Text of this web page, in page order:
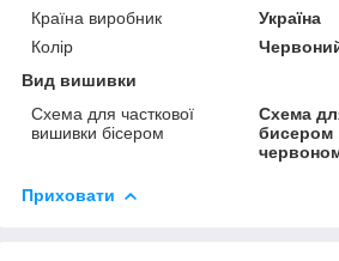
Країна виробник
Україна
Колір
Вид вишивки
Схема для часткової
вишивки бісером
Схема
бисером
Приховати